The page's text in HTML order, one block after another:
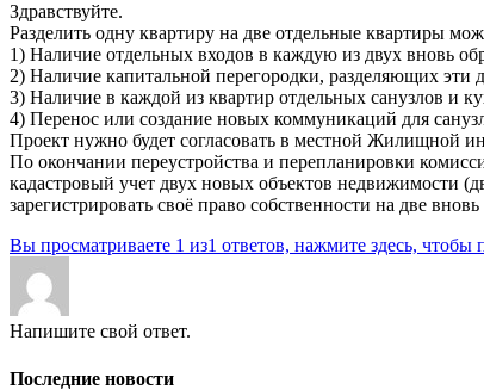
Здравствуйте.
Разделить одну квартиру на две отдельные квартиры
1) Наличие отдельных входов в каждую из двух вновь
2) Наличие капитальной перегородки, разделяющих эти
3) Наличие в каждой из квартир отдельных санузлов и
4) Перенос или создание новых коммуникаций для
Проект нужно будет согласовать в местной Жилищной
По окончании переустройства и перепланировки
кадастровый учет двух новых объектов недвижимости
зарегистрировать своё право собственности на две
Вы просматриваете 1 из1 ответов, нажмите здесь, чтобы
Напишите свой ответ.
Последние новости